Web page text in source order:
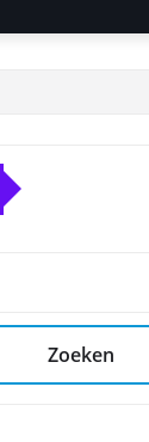
Zoeken